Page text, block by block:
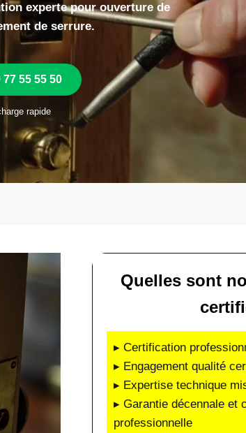
experte pour ouverture de
de serrure.
77 55 55 50
rapide
Quelles sont
▸ Certification
▸ Engagement qualité
▸ Expertise technique
▸ Garantie décennale et
professionnelle